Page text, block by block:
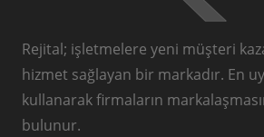
Rejital; işletmelere yeni müşteri
hizmet sağlayan bir markadır. En
kullanarak firmaların
bulunur.